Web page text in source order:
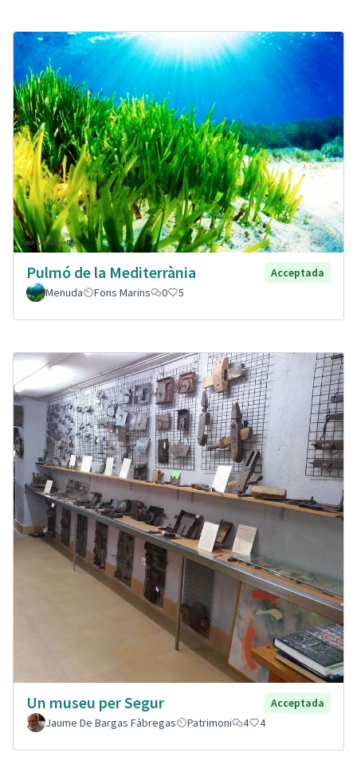
Pulmó de la Mediterrània
Acceptada
Menuda
Fons Marins 0 5
Un museu per Segur
Acceptada
Jaume De Bargas Fàbregas
Patrimoni 4 4